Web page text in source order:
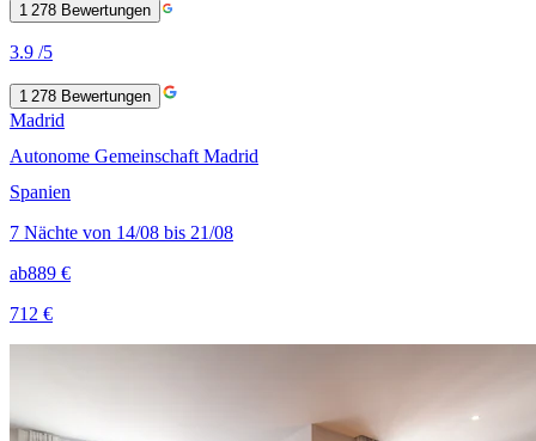
1 278 Bewertungen
3.9 /5
1 278 Bewertungen
Madrid
Autonome Gemeinschaft Madrid
Spanien
7 Nächte von 14/08 bis 21/08
ab889 €
712 €